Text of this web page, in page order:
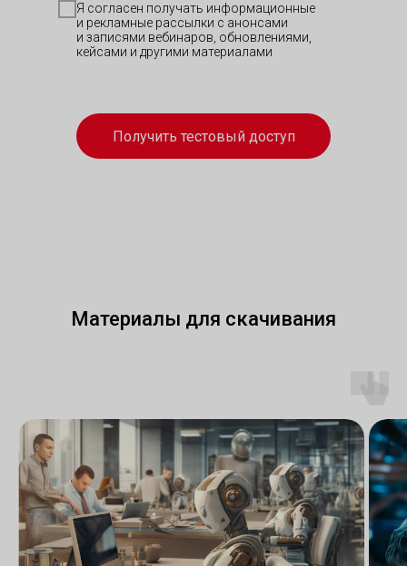
Я согласен получать информационные
и рекламные рассылки с анонсами
и записями вебинаров, обновлениями,
кейсами и другими материалами
Получить тестовый доступ
Материалы для скачивания